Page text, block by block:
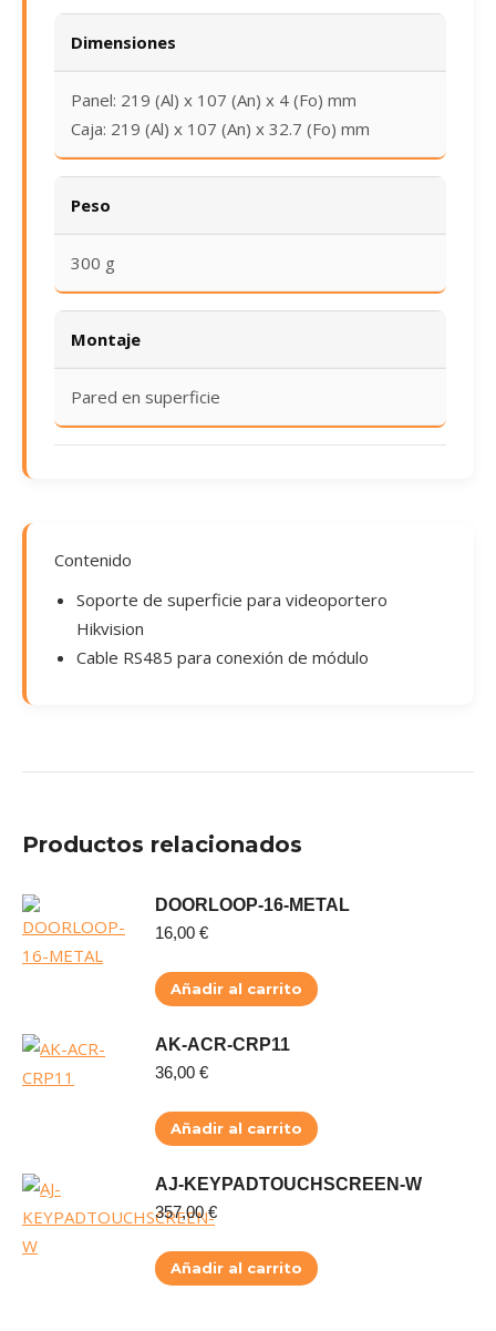
Dimensiones
Panel: 219 (Al) x 107 (An) x 4 (Fo) mm
Caja: 219 (Al) x 107 (An) x 32.7 (Fo) mm
Peso
300 g
Montaje
Pared en superficie
Contenido
Soporte de superficie para videoportero
Hikvision
Cable RS485 para conexión de módulo
Productos relacionados
DOORLOOP-16-METAL
16,00 €
Añadir al carrito
AK-ACR-CRP11
36,00 €
Añadir al carrito
AJ-KEYPADTOUCHSCREEN-W
357,00€
Añadir al carrito